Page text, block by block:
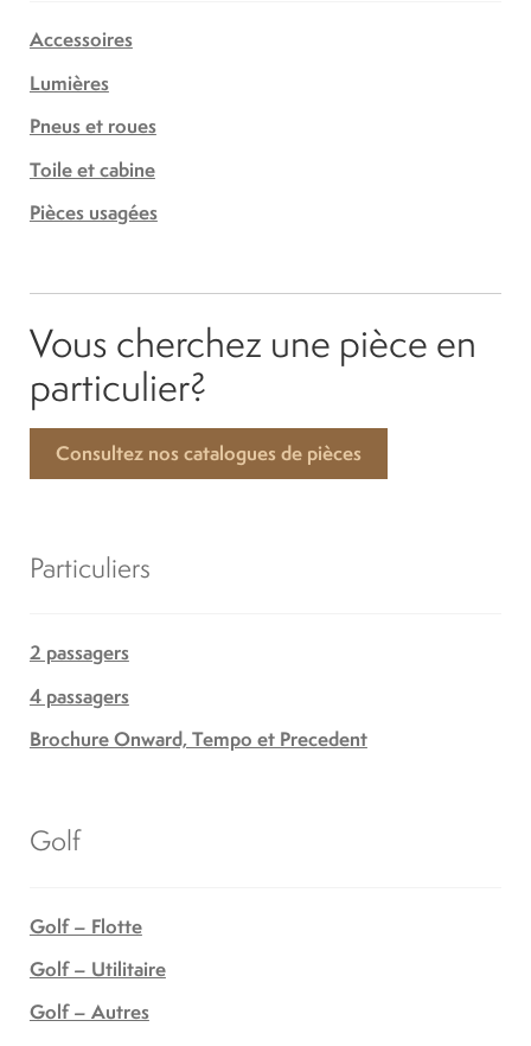
Accessoires
Lumières
Pneus et roues
Toile et cabine
Pièces usagées
Vous cherchez une pièce en
particulier?
Consultez nos catalogues de pièces
Particuliers
2 passagers
4 passagers
Brochure Onward, Tempo et Precedent
Golf
Golf – Flotte
Golf – Utilitaire
Golf – Autres